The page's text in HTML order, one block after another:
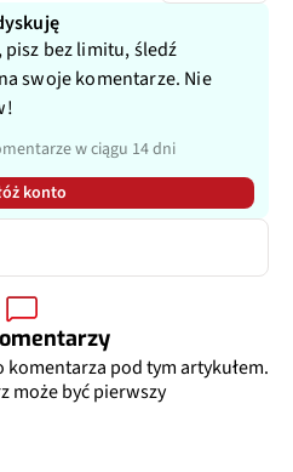
bez limitu, śledź
swoje komentarze. Nie
w ciągu 14 dni
konto
komentarza pod tym artykułem.
może być pierwszy